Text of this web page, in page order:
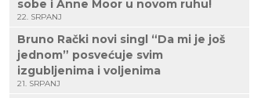
sobe i Anne Moor u novom ruhu!
22. SRPANJ
Bruno Rački novi singl “Da mi je još
jednom” posvećuje svim
izgubljenima i voljenima
21. SRPANJ